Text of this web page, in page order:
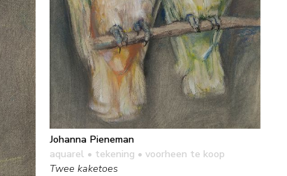
Johanna Pieneman
aquarel • tekening • voorheen te koop
Twee kaketoes